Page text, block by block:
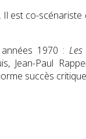
est co-scénariste
1970 :
Jean-Paul
succès